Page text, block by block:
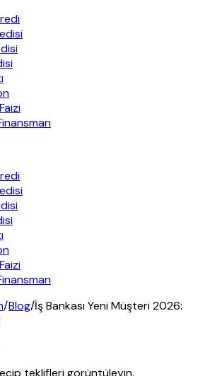
/Blog/İş Bankası Yeni Müşteri 2026: